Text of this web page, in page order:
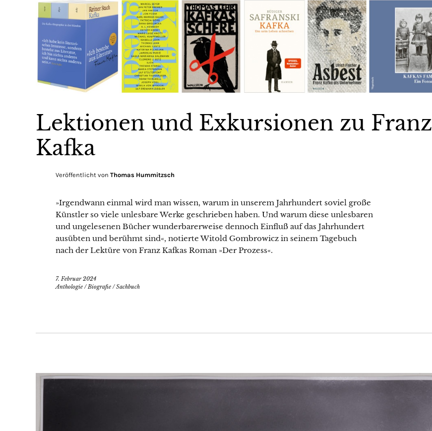
Lektionen und Exkursionen zu Franz
Kafka
Veröffentlicht von Thomas Hummitzsch
»Irgendwann einmal wird man wissen, warum in unserem Jahrhundert soviel große
Künstler so viele unlesbare Werke geschrieben haben. Und warum diese unlesbaren
und ungelesenen Bücher wunderbarerweise dennoch Einfluß auf das Jahrhundert
ausübten und berühmt sind«, notierte Witold Gombrowicz in seinem Tagebuch
nach der Lektüre von Franz Kafkas Roman »Der Prozess«.
7. Februar 2024
Anthologie /Biografie /Sachbuch